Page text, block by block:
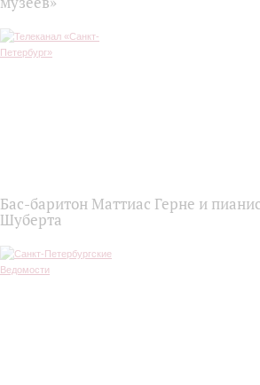
Бас-баритон Маттиас Герне и
Шуберта